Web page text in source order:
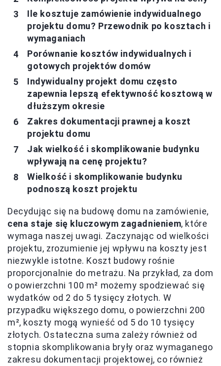
Ile kosztuje zamówienie indywidualnego
projektu domu? Przewodnik po kosztach i
wymaganiach
Porównanie kosztów indywidualnych i
gotowych projektów domów
Indywidualny projekt domu często
zapewnia lepszą efektywność kosztową w
dłuższym okresie
Zakres dokumentacji prawnej a koszt
projektu domu
Jak wielkość i skomplikowanie budynku
wpływają na cenę projektu?
Wielkość i skomplikowanie budynku
podnoszą koszt projektu
Decydując się na budowę domu na zamówienie,
cena staje się kluczowym zagadnieniem, które
wymaga naszej uwagi. Zaczynając od wielkości
projektu, zrozumienie jej wpływu na koszty jest
niezwykle istotne. Koszt budowy rośnie
proporcjonalnie do metrażu. Na przykład, za dom
o powierzchni 100 m² możemy spodziewać się
wydatków od 2 do 5 tysięcy złotych. W
przypadku większego domu, o powierzchni 200
m², koszty mogą wynieść od 5 do 10 tysięcy
złotych. Ostateczna suma zależy również od
stopnia skomplikowania bryły oraz wymaganego
zakresu dokumentacji projektowej, co również